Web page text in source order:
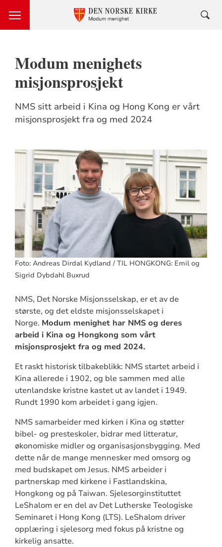
Modum menighets
misjonsprosjekt
NMS sitt arbeid i Kina og Hong Kong er vårt
misjonsprosjekt fra og med 2024
Foto: Andreas Dirdal Kydland / TIL HONGKONG: Emil og
Sigrid Dybdahl Buxrud
NMS, Det Norske Misjonsselskap, er et av de
største, og det eldste misjonsselskapet i
Norge. Modum menighet har NMS og deres
arbeid i Kina og Hongkong som vårt
misjonsprosjekt fra og med 2024.
Et raskt historisk tilbakeblikk: NMS startet arbeid i
Kina allerede i 1902, og ble sammen med alle
utenlandske kristne kastet ut av landet i 1949.
Rundt 1990 kom arbeidet i gang igjen.
NMS samarbeider med kirken i Kina og støtter
bibel- og presteskoler, bidrar med litteratur,
økonomiske midler og organisasjonsbygging. Med
dette når de mange mennesker med omsorg og
med budskapet om Jesus. NMS arbeider i
partnerskap med kirkene i Fastlandskina,
Hongkong og på Taiwan. Sjelesorginstituttet
LeShalom er en del av Det Lutherske Teologiske
Seminaret i Hong Kong (LTS). LeShalom driver
opplæring i sjelesorg med fokus på kristne og
kirkelig ansatte.